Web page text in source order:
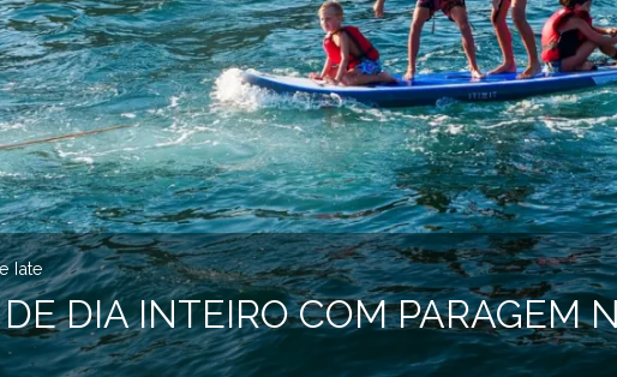
Iate
DE DIA INTEIRO COM PARAGEM